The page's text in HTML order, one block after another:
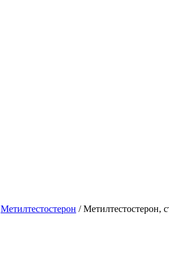
Метилтестостерон / Метилтестостерон,